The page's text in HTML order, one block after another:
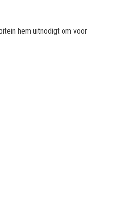
hem uitnodigt om voor